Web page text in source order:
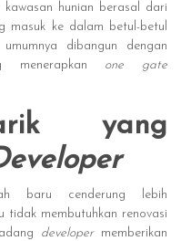
hunian berasal dari
masuk ke dalam betul-betul
dibangun dengan
menerapkan one gate
yang
baru cenderung lebih
tidak membutuhkan renovasi
developer memberikan